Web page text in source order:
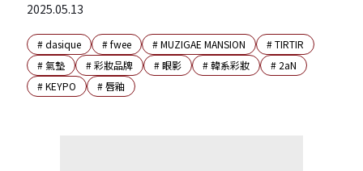
2025.05.13
#dasique #fwee #MUZIGAE MANSION #TIRTIR
#氣墊 #彩妝品牌 #眼影 #韓系彩妝 # 2aN
#KEYPO #唇釉